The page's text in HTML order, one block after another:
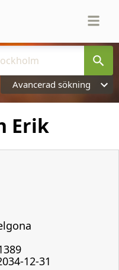
Avancerad sökning
Erik
12-31